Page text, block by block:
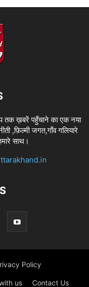
ख़बरें पहुँचाने का एक नया
,फ़िल्मी जगत,गाँव गलियारे
साथ।
Policy
us Contact Us